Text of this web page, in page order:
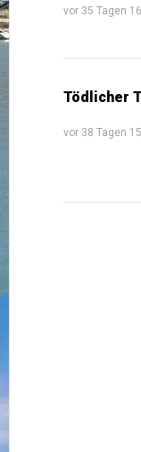
vor 35 Tagen
Tödlicher
vor 38 Tagen